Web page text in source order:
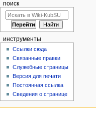
поиск
инструменты
Ссылки сюда
Связанные правки
Служебные страницы
Версия для печати
Постоянная ссылка
Сведения о странице